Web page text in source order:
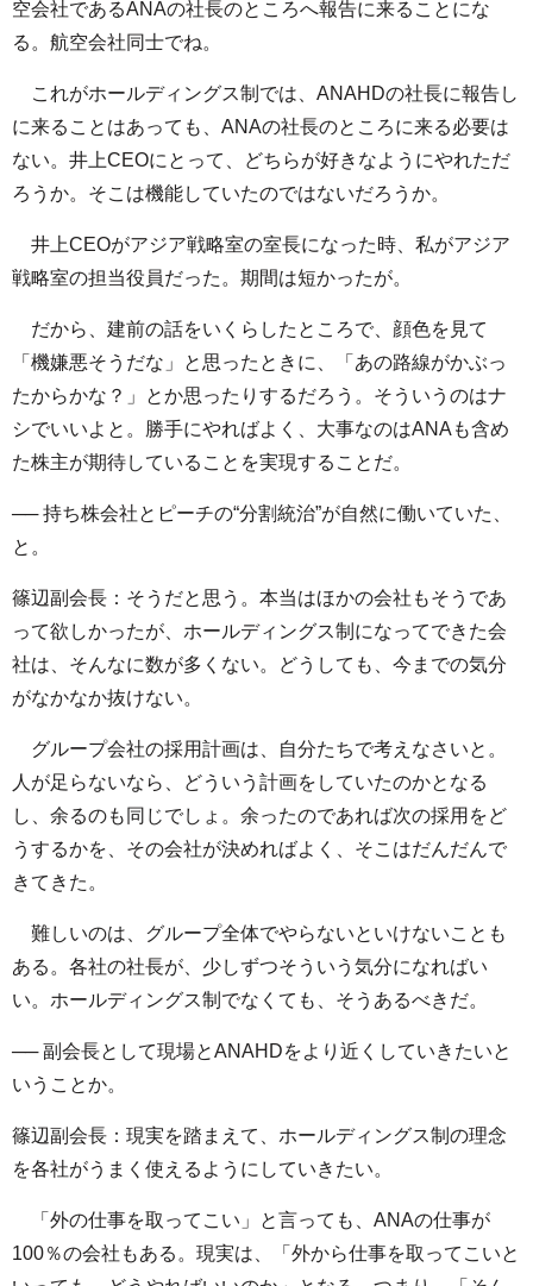
空会社であるANAの社長のところへ報告に来ることにな
る。航空会社同士でね。
これがホールディングス制では、ANAHDの社長に報告し
に来ることはあっても、ANAの社長のところに来る必要は
ない。井上CEOにとって、どちらが好きなようにやれただ
ろうか。そこは機能していたのではないだろうか。
井上CEOがアジア戦略室の室長になった時、私がアジア
戦略室の担当役員だった。期間は短かったが。
だから、建前の話をいくらしたところで、顔色を見て
「機嫌悪そうだな」と思ったときに、「あの路線がかぶっ
たからかな？」とか思ったりするだろう。そういうのはナ
シでいいよと。勝手にやればよく、大事なのはANAも含め
た株主が期待していることを実現することだ。
── 持ち株会社とピーチの“分割統治”が自然に働いていた、
と。
篠辺副会長：そうだと思う。本当はほかの会社もそうであ
って欲しかったが、ホールディングス制になってできた会
社は、そんなに数が多くない。どうしても、今までの気分
がなかなか抜けない。
グループ会社の採用計画は、自分たちで考えなさいと。
人が足らないなら、どういう計画をしていたのかとなる
し、余るのも同じでしょ。余ったのであれば次の採用をど
うするかを、その会社が決めればよく、そこはだんだんで
きてきた。
難しいのは、グループ全体でやらないといけないことも
ある。各社の社長が、少しずつそういう気分になればい
い。ホールディングス制でなくても、そうあるべきだ。
── 副会長として現場とANAHDをより近くしていきたいと
いうことか。
篠辺副会長：現実を踏まえて、ホールディングス制の理念
を各社がうまく使えるようにしていきたい。
「外の仕事を取ってこい」と言っても、ANAの仕事が
100％の会社もある。現実は、「外から仕事を取ってこいと